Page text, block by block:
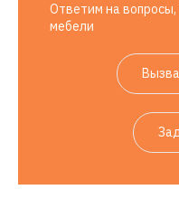
Ответим на вопросы,
мебели